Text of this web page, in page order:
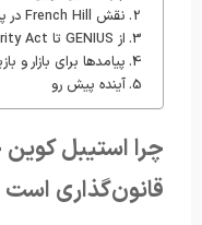
نقش French Hill در پشت پرده
از GENIUS تا Digital Asset Market Clarity Act: دو قدم بزرگ
پیامدها برای بازار و
آینده پیش رو
چرا استیبل
قانون‌گذاری است